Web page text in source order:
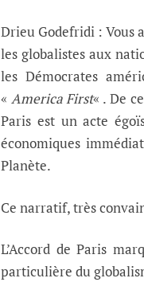
Drieu Godefridi : Vous
les globalistes aux
les Démocrates
« America First« . De
Paris est un acte
économiques
Planète.
Ce narratif, très
L’Accord de Paris
particulière du